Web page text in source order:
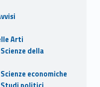
Arti
della
economiche